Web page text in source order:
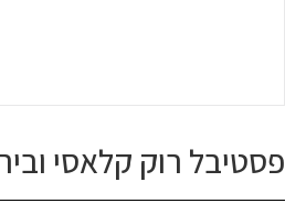
פסטיבל רוק קלאסי